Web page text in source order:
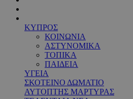
ΚΥΠΡΟΣ
ΚΟΙΝΩΝΙΑ
ΑΣΤΥΝΟΜΙΚΑ
ΤΟΠΙΚΑ
ΠΑΙΔΕΙΑ
ΥΓΕΙΑ
ΣΚΟΤΕΙΝΟ ΔΩΜΑΤΙΟ
ΑΥΤΟΠΤΗΣ ΜΑΡΤΥΡΑΣ